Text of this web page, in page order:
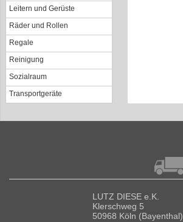
Leitern und Gerüste
Räder und Rollen
Regale
Reinigung
Sozialraum
Transportgeräte
LUTZ DIESE e.K.
Klerschweg 5
50968 Köln (Bayenthal)